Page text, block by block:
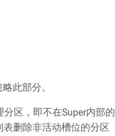
此部分。
区，即不在Super内部的
删除非活动槽位的分区